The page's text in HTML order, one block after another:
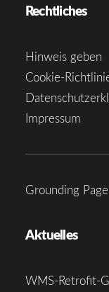
Rechtliches
Hinweis geben
Cookie-
Impressum
Grounding Page
Aktuelles
WMS-Retrofit-